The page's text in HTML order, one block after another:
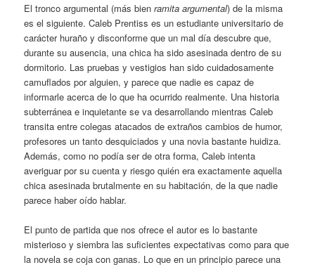
El tronco argumental (más bienramita argumental) de la misma
es el siguiente. Caleb Prentiss es un estudiante universitario de
carácter huraño y disconforme que un mal día descubre que,
durante su ausencia, una chica ha sido asesinada dentro de su
dormitorio. Las pruebas y vestigios han sido cuidadosamente
camuflados por alguien, y parece que nadie es capaz de
informarle acerca de lo que ha ocurrido realmente. Una historia
subterránea e inquietante se va desarrollando mientras Caleb
transita entre colegas atacados de extraños cambios de humor,
profesores un tanto desquiciados y una novia bastante huidiza.
Además, como no podía ser de otra forma, Caleb intenta
averiguar por su cuenta y riesgo quién era exactamente aquella
chica asesinada brutalmente en su habitación, de la que nadie
parece haber oído hablar.
El punto de partida que nos ofrece el autor es lo bastante
misterioso y siembra las suficientes expectativas como para que
la novela se coja con ganas. Lo que en un principio parece una